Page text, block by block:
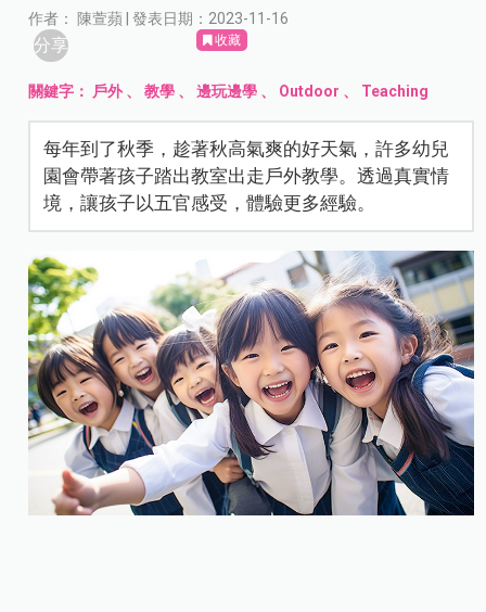
作者： 陳萱蘋 | 發表日期：2023-11-16
分享 收藏
關鍵字： 戶外、教學 、邊玩邊學 、 Outdoor 、 Teaching
每年到了秋季，趁著秋高氣爽的好天氣，許多幼兒
園會帶著孩子踏出教室出走戶外教學。透過真實情
境，讓孩子以五官感受，體驗更多經驗。